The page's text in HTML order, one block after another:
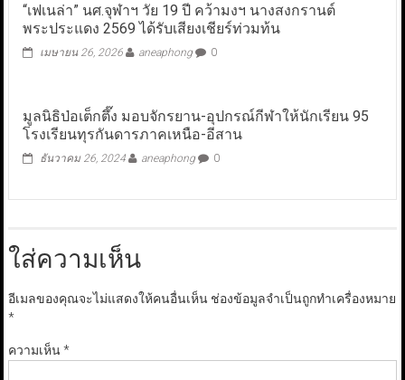
“เฟเนล่า” นศ.จุฬาฯ วัย 19 ปี คว้ามงฯ นางสงกรานต์
พระประแดง 2569 ได้รับเสียงเชียร์ท่วมท้น
เมษายน 26, 2026 aneaphong 0
มูลนิธิป่อเต็กตึ๊ง มอบจักรยาน-อุปกรณ์กีฬาให้นักเรียน 95
โรงเรียนทุรกันดารภาคเหนือ-อีสาน
ธันวาคม 26, 2024 aneaphong 0
ใส่ความเห็น
อีเมลของคุณจะไม่แสดงให้คนอื่นเห็น ช่องข้อมูลจำเป็นถูกทำเครื่องหมาย
*
ความเห็น*